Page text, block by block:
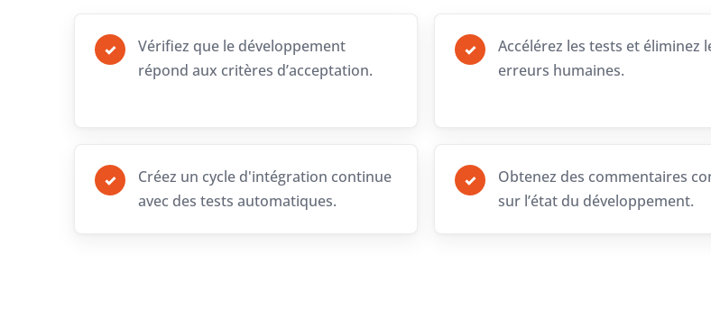
✓
Vérifiez que le développement
répond aux critères d’acceptation.
✓
Accélérez les tests et éliminez
erreurs humaines.
✓
Créez un cycle d'intégration continue
avec des tests automatiques.
✓
Obtenez des commentaires
sur l’état du développement.